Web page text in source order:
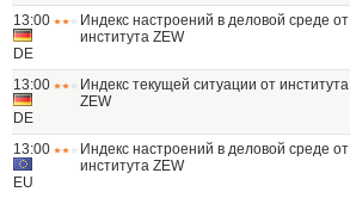
13:00
DE
Индекс настроений в деловой среде от
института ZEW
13:00
DE
Индекс текущей ситуации от института
ZEW
13:00
EU
Индекс настроений в деловой среде от
института ZEW